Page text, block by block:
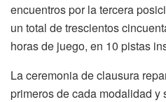
encuentros por la tercera
un total de trescientos
horas de juego, en 10 pistas
La ceremonia de clausura
primeros de cada modalidad y